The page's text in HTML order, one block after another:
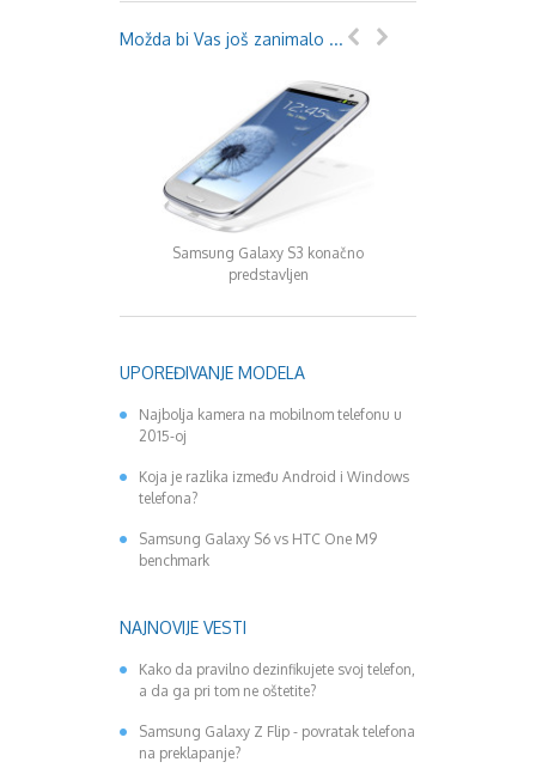
Možda bi Vas još zanimalo ...
Samsung Galaxy S3 konačno
predstavljen
UPOREĐIVANJE MODELA
Najbolja kamera na mobilnom telefonu u
2015-oj
Koja je razlika između Android i Windows
telefona?
Samsung Galaxy S6 vs HTC One M9
benchmark
NAJNOVIJE VESTI
Kako da pravilno dezinfikujete svoj telefon,
a da ga pri tom ne oštetite?
Samsung Galaxy Z Flip - povratak telefona
na preklapanje?